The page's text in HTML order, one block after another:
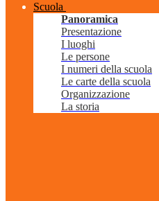
Scuola
Panoramica
Presentazione
I luoghi
Le persone
I numeri della scuola
Le carte della scuola
Organizzazione
La storia